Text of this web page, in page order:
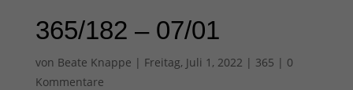
365/182 – 07/01
von Beate Knappe | Freitag, Juli 1, 2022 | 365 | 0
Kommentare